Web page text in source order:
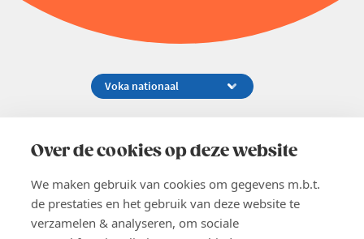
Over de cookies op deze website
We maken gebruik van cookies om gegevens m.b.t.
de prestaties en het gebruik van deze website te
verzamelen & analyseren, om sociale
02 229 81 11